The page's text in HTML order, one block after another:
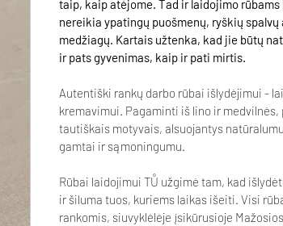
taip, kaip atėjome. Tad ir laidojimo
nereikia ypatingų puošmenų, ryškių spalvų
medžiagų. Kartais užtenka, kad jie būtų
ir pats gyvenimas, kaip ir pati mirtis.
Autentiški rankų darbo rūbai išlydėjimui -
kremavimui. Pagaminti iš lino ir medvilnės,
tautiškais motyvais, alsuojantys
gamtai ir sąmoningumu.
Rūbai laidojimui TŮ užgimė tam, kad
ir šiluma tuos, kuriems laikas išeiti. Visi
rankomis, siuvyklėlėje įsikūrusioje